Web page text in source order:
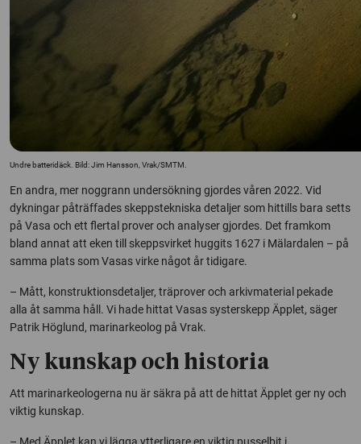
Undre batteridäck. Bild: Jim Hansson, Vrak/SMTM.
En andra, mer noggrann undersökning gjordes våren 2022. Vid
dykningar påträffades skeppstekniska detaljer som hittills bara setts
på Vasa och ett flertal prover och analyser gjordes. Det framkom
bland annat att eken till skeppsvirket huggits 1627 i Mälardalen – på
samma plats som Vasas virke något år tidigare.
– Mått, konstruktionsdetaljer, träprover och arkivmaterial pekade
alla åt samma håll. Vi hade hittat Vasas systerskepp Äpplet, säger
Patrik Höglund, marinarkeolog på Vrak.
Ny kunskap och historia
Att marinarkeologerna nu är säkra på att de hittat Äpplet ger ny och
viktig kunskap.